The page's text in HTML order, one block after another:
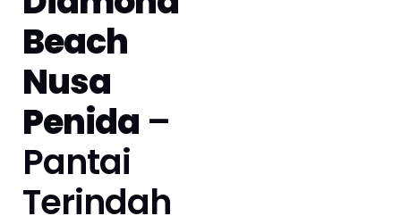
Beach
Nusa
Penida –
Pantai
Terindah